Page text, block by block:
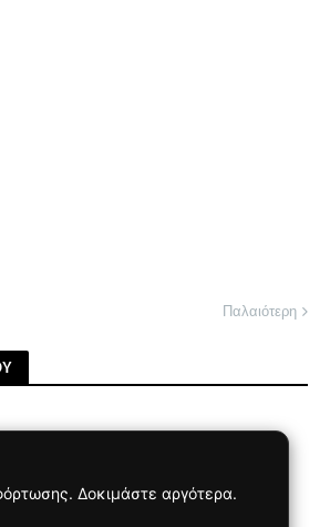
Παλαιότερη
Δοκιμάστε αργότερα.